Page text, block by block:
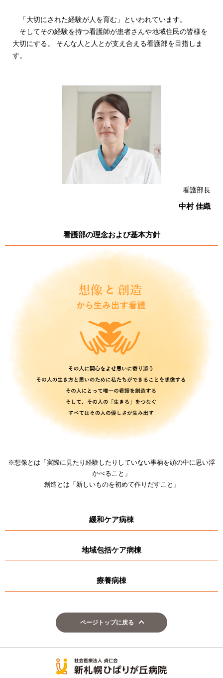
「大切にされた経験が人を育む」といわれています。
そしてその経験を持つ看護師が患者さんや地域住民の皆様を
大切にする。 そんな人と人とが支え合える看護部を目指しま
す。
看護部長
中村 佳織
看護部の理念および基本方針
※想像とは「実際に見たり経験したりしていない事柄を頭の中に思い浮
かべること」
創造とは「新しいものを初めて作りだすこと」
緩和ケア病棟
地域包括ケア病棟
療養病棟
ページトップに戻る